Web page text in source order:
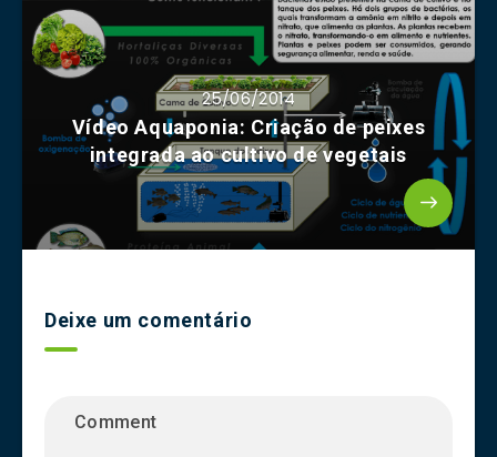
25/06/2014
Vídeo Aquaponia: Criação de peixes
integrada ao cultivo de vegetais
Deixe um comentário